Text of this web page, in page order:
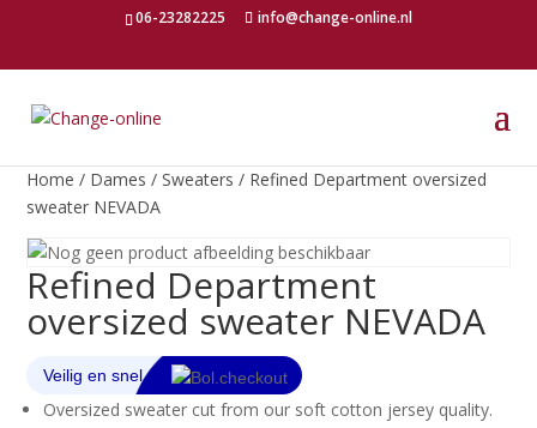
06-23282225 info@change-online.nl
Home / Dames / Sweaters / Refined Department oversized
sweater NEVADA
Refined Department
oversized sweater NEVADA
Oversized sweater cut from our soft cotton jersey quality.